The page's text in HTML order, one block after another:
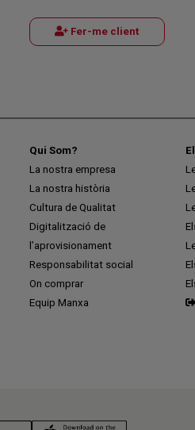
Fer-me client
Qui Som?
La nostra empresa
La nostra història
Cultura de Qualitat
Digitalització de
l’aprovisionament
Responsabilitat social
On comprar
Equip Manxa